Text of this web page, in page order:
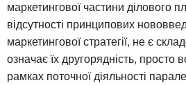
маркетингової частини ділового
відсутності принципових
маркетингової стратегії, не є
означає їх другорядність, просто
рамках поточної діяльності